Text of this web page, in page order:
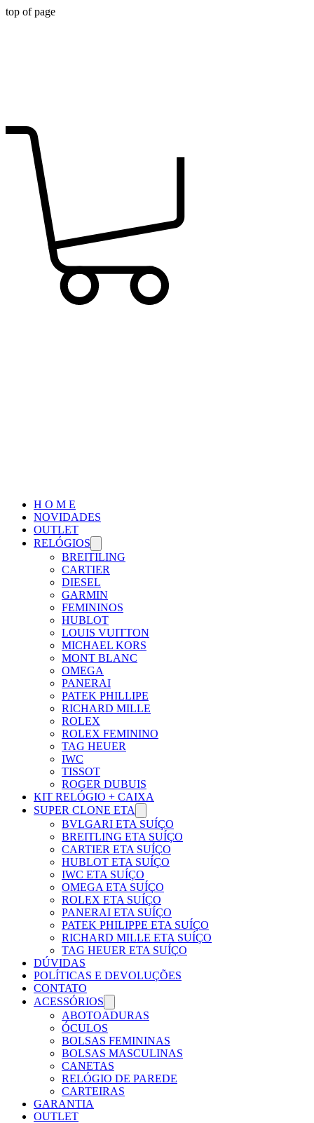
top of page
H O M E
NOVIDADES
OUTLET
RELÓGIOS
BREITILING
CARTIER
DIESEL
GARMIN
FEMININOS
HUBLOT
LOUIS VUITTON
MICHAEL KORS
MONT BLANC
OMEGA
PANERAI
PATEK PHILLIPE
RICHARD MILLE
ROLEX
ROLEX FEMININO
TAG HEUER
IWC
TISSOT
ROGER DUBUIS
KIT RELÓGIO + CAIXA
SUPER CLONE ETA
BVLGARI ETA SUÍÇO
BREITLING ETA SUÍÇO
CARTIER ETA SUÍÇO
HUBLOT ETA SUÍÇO
IWC ETA SUÍÇO
OMEGA ETA SUÍÇO
ROLEX ETA SUÍÇO
PANERAI ETA SUÍÇO
PATEK PHILIPPE ETA SUÍÇO
RICHARD MILLE ETA SUÍÇO
TAG HEUER ETA SUÍÇO
DÚVIDAS
POLÍTICAS E DEVOLUÇÕES
CONTATO
ACESSÓRIOS
ABOTOADURAS
ÓCULOS
BOLSAS FEMININAS
BOLSAS MASCULINAS
CANETAS
RELÓGIO DE PAREDE
CARTEIRAS
GARANTIA
OUTLET